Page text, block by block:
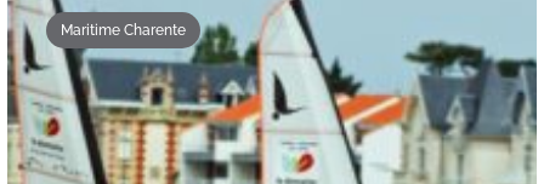
Maritime Charente